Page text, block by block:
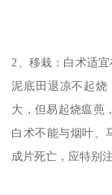
2、移栽：白术适
泥底田退凉不起
大，但易起烧瘟蔸
白术不能与烟叶、
成片死亡，应特别注